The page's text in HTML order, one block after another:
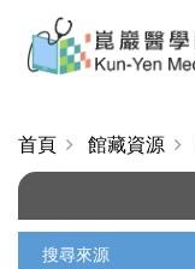
首頁 館藏資源
搜尋來源